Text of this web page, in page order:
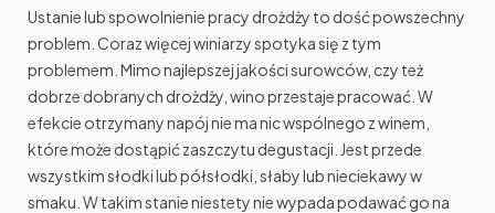
Ustanie lub spowolnienie pracy drożdży to dość powszechny
problem. Coraz więcej winiarzy spotyka się z tym
problemem. Mimo najlepszej jakości surowców, czy też
dobrze dobranych drożdży, wino przestaje pracować. W
efekcie otrzymany napój nie ma nic wspólnego z winem,
które może dostąpić zaszczytu degustacji. Jest przede
wszystkim słodki lub półsłodki, słaby lub nieciekawy w
smaku. W takim stanie niestety nie wypada podawać go na